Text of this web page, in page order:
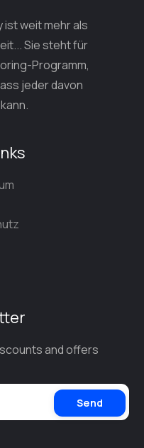
ist weit mehr als
Sie steht für
Programm,
jeder davon
and offers
Send